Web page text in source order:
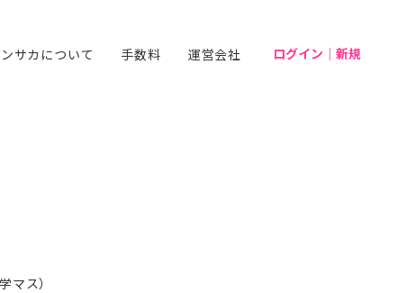
サカについて 手数料 運営会社 ログイン｜新規
ス）